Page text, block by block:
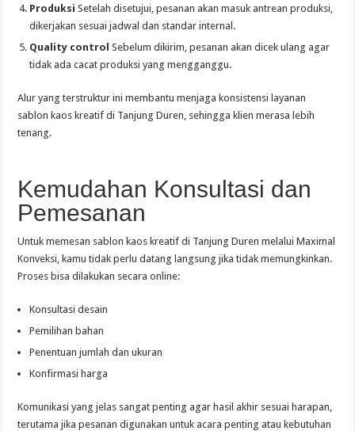
Produksi Setelah disetujui, pesanan akan masuk antrean produksi,
dikerjakan sesuai jadwal dan standar internal.
Quality control Sebelum dikirim, pesanan akan dicek ulang agar
tidak ada cacat produksi yang mengganggu.
Alur yang terstruktur ini membantu menjaga konsistensi layanan
sablon kaos kreatif di Tanjung Duren, sehingga klien merasa lebih
tenang.
Kemudahan Konsultasi dan
Pemesanan
Untuk memesan sablon kaos kreatif di Tanjung Duren melalui Maximal
Konveksi, kamu tidak perlu datang langsung jika tidak memungkinkan.
Proses bisa dilakukan secara online:
Konsultasi desain
Pemilihan bahan
Penentuan jumlah dan ukuran
Konfirmasi harga
Komunikasi yang jelas sangat penting agar hasil akhir sesuai harapan,
terutama jika pesanan digunakan untuk acara penting atau kebutuhan